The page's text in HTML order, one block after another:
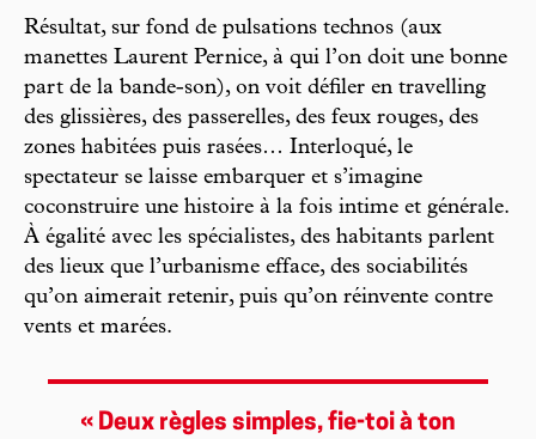
Résultat, sur fond de pulsations technos (aux
manettes Laurent Pernice, à qui l’on doit une bonne
part de la bande-son), on voit défiler en travelling
des glissières, des passerelles, des feux rouges, des
zones habitées puis rasées… Interloqué, le
spectateur se laisse embarquer et s’imagine
coconstruire une histoire à la fois intime et générale.
À égalité avec les spécialistes, des habitants parlent
des lieux que l’urbanisme efface, des sociabilités
qu’on aimerait retenir, puis qu’on réinvente contre
vents et marées.
« Deux règles simples, fie-toi à ton